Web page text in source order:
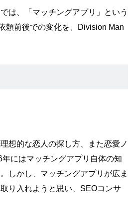
は、「マッチングアプリ」という
頼前後での変化を、Division Man
想的な恋人の探し方、また恋愛ノ
にはマッチングアプリ自体の知
しかし、マッチングアプリが広ま
り入れようと思い、SEOコンサ